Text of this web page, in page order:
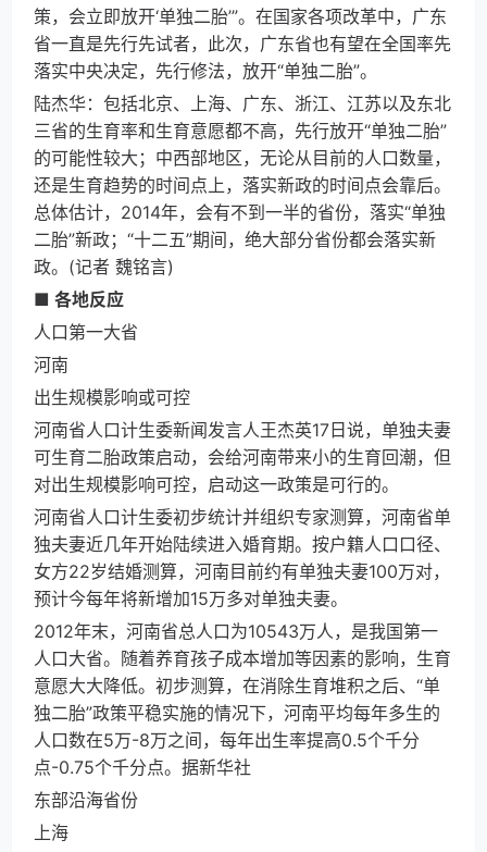
策，会立即放开‘单独二胎’”。在国家各项改革中，广东
省一直是先行先试者，此次，广东省也有望在全国率先
落实中央决定，先行修法，放开“单独二胎”。
陆杰华：包括北京、上海、广东、浙江、江苏以及东北
三省的生育率和生育意愿都不高，先行放开“单独二胎”
的可能性较大；中西部地区，无论从目前的人口数量，
还是生育趋势的时间点上，落实新政的时间点会靠后。
总体估计，2014年，会有不到一半的省份，落实“单独
二胎”新政；“十二五”期间，绝大部分省份都会落实新
政。(记者 魏铭言)
■ 各地反应
人口第一大省
河南
出生规模影响或可控
河南省人口计生委新闻发言人王杰英17日说，单独夫妻
可生育二胎政策启动，会给河南带来小的生育回潮，但
对出生规模影响可控，启动这一政策是可行的。
河南省人口计生委初步统计并组织专家测算，河南省单
独夫妻近几年开始陆续进入婚育期。按户籍人口口径、
女方22岁结婚测算，河南目前约有单独夫妻100万对，
预计今每年将新增加15万多对单独夫妻。
2012年末，河南省总人口为10543万人，是我国第一
人口大省。随着养育孩子成本增加等因素的影响，生育
意愿大大降低。初步测算，在消除生育堆积之后、“单
独二胎”政策平稳实施的情况下，河南平均每年多生的
人口数在5万-8万之间，每年出生率提高0.5个千分
点-0.75个千分点。据新华社
东部沿海省份
上海